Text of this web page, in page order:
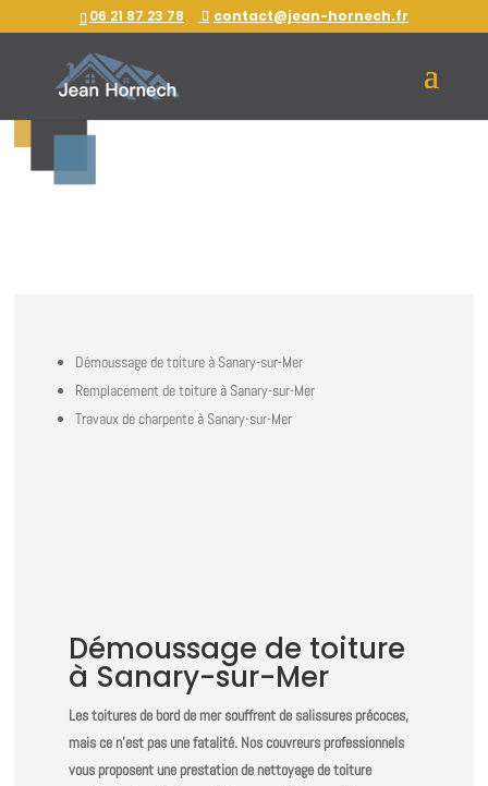
06 21 87 23 78 contact@jean-hornech.fr
Démoussage de toiture à Sanary-sur-Mer
Remplacement de toiture à Sanary-sur-Mer
Travaux de charpente à Sanary-sur-Mer
Démoussage de toiture
à Sanary-sur-Mer
Les toitures de bord de mer souffrent de salissures précoces,
mais ce n’est pas une fatalité. Nos couvreurs professionnels
vous proposent une prestation de nettoyage de toiture